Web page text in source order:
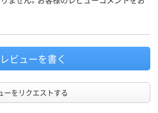
レビューを書く
ーをリクエストする